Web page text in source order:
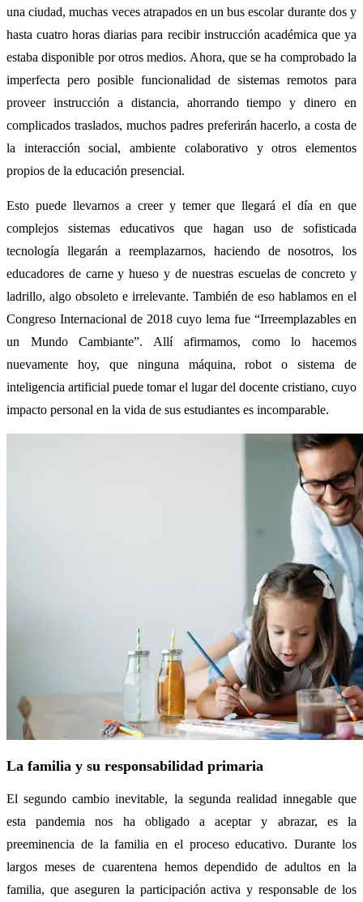
una ciudad, muchas veces atrapados en un bus escolar durante dos y
hasta cuatro horas diarias para recibir instrucción académica que ya
estaba disponible por otros medios. Ahora, que se ha comprobado la
imperfecta pero posible funcionalidad de sistemas remotos para
proveer instrucción a distancia, ahorrando tiempo y dinero en
complicados traslados, muchos padres preferirán hacerlo, a costa de
la interacción social, ambiente colaborativo y otros elementos
propios de la educación presencial.
Esto puede llevarnos a creer y temer que llegará el día en que
complejos sistemas educativos que hagan uso de sofisticada
tecnología llegarán a reemplazarnos, haciendo de nosotros, los
educadores de carne y hueso y de nuestras escuelas de concreto y
ladrillo, algo obsoleto e irrelevante. También de eso hablamos en el
Congreso Internacional de 2018 cuyo lema fue “Irreemplazables en
un Mundo Cambiante”. Allí afirmamos, como lo hacemos
nuevamente hoy, que ninguna máquina, robot o sistema de
inteligencia artificial puede tomar el lugar del docente cristiano, cuyo
impacto personal en la vida de sus estudiantes es incomparable.
La familia y su responsabilidad primaria
El segundo cambio inevitable, la segunda realidad innegable que
esta pandemia nos ha obligado a aceptar y abrazar, es la
preeminencia de la familia en el proceso educativo. Durante los
largos meses de cuarentena hemos dependido de adultos en la
familia, que aseguren la participación activa y responsable de los